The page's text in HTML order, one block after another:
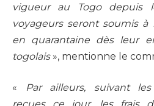
vigueur au Togo depuis
voyageurs seront soumis
en quarantaine dès leur
togolais», mentionne le
«
Par ailleurs, suivant